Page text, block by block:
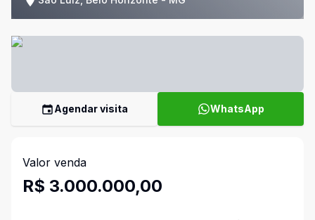
Agendar visita WhatsApp
Valor venda
R$ 3.000.000,00